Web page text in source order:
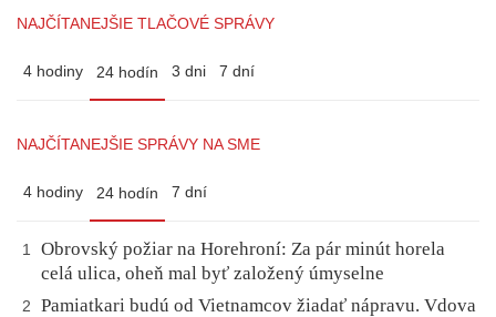
NAJČÍTANEJŠIE TLAČOVÉ SPRÁVY
4 hodiny 24 hodín 3 dni 7 dní
NAJČÍTANEJŠIE SPRÁVY NA SME
4 hodiny 24 hodín 7 dní
1
Obrovský požiar na Horehroní: Za pár minút horela
celá ulica, oheň mal byť založený úmyselne
2
Pamiatkari budú od Vietnamcov žiadať nápravu. Vdova